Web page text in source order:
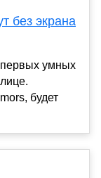
без экрана
умных
будет